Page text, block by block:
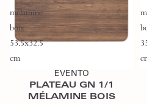
mélamine
bois
53.5x32.5
cm
EVENTO
PLATEAU GN 1/1
MÉLAMINE BOIS